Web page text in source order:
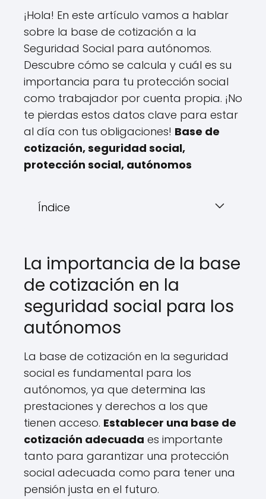
¡Hola! En este artículo vamos a hablar
sobre la base de cotización a la
Seguridad Social para autónomos.
Descubre cómo se calcula y cuál es su
importancia para tu protección social
como trabajador por cuenta propia. ¡No
te pierdas estos datos clave para estar
al día con tus obligaciones! Base de
cotización, seguridad social,
protección social, autónomos
Índice
La importancia de la base
de cotización en la
seguridad social para los
autónomos
La base de cotización en la seguridad
social es fundamental para los
autónomos, ya que determina las
prestaciones y derechos a los que
tienen acceso. Establecer una base de
cotización adecuada es importante
tanto para garantizar una protección
social adecuada como para tener una
pensión justa en el futuro.